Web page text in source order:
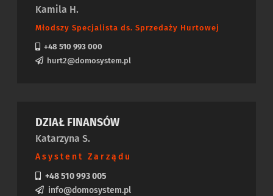
Kamila H.
Młodszy Specjalista ds. Sprzedaży Hurtowej
+48 510 993 000
hurt2@domosystem.pl
DZIAŁ FINANSÓW
Katarzyna S.
Asystent Zarządu
+48 510 993 005
info@domosystem.pl